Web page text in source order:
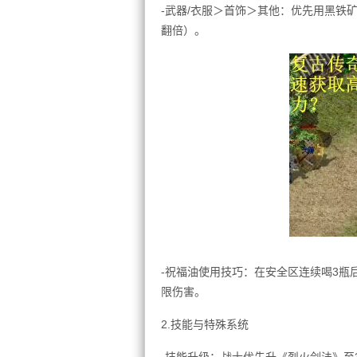
-武器/衣服＞首饰＞其他：优先用黑铁
翻倍）。
-祝福油使用技巧：在安全区连续喝3瓶
限伤害。
2.技能与特殊系统